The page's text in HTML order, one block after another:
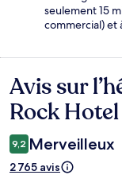
seulement 15
commercial) et
Avis
Avis sur
Rock
9,2 Merveilleux
2 765 avis